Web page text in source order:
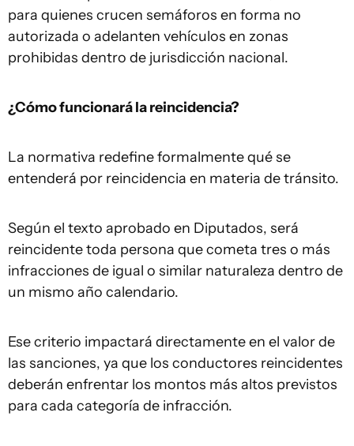
para quienes crucen semáforos en forma no
autorizada o adelanten vehículos en zonas
prohibidas dentro de jurisdicción nacional.
¿Cómo funcionará la reincidencia?
La normativa redefine formalmente qué se
entenderá por reincidencia en materia de tránsito.
Según el texto aprobado en Diputados, será
reincidente toda persona que cometa tres o más
infracciones de igual o similar naturaleza dentro de
un mismo año calendario.
Ese criterio impactará directamente en el valor de
las sanciones, ya que los conductores reincidentes
deberán enfrentar los montos más altos previstos
para cada categoría de infracción.